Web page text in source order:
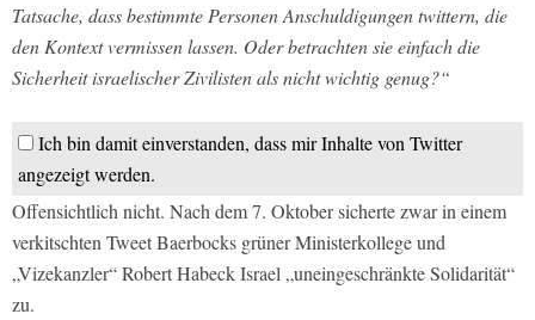
Tatsache, dass bestimmte Personen Anschuldigungen twittern, die
den Kontext vermissen lassen. Oder betrachten sie einfach die
Sicherheit israelischer Zivilisten als nicht wichtig genug?“
Ich bin damit einverstanden, dass mir Inhalte von Twitter
angezeigt werden.
Offensichtlich nicht. Nach dem 7. Oktober sicherte zwar in einem
verkitschten Tweet Baerbocks grüner Ministerkollege und
„Vizekanzler“ Robert Habeck Israel „uneingeschränkte Solidarität“
zu.